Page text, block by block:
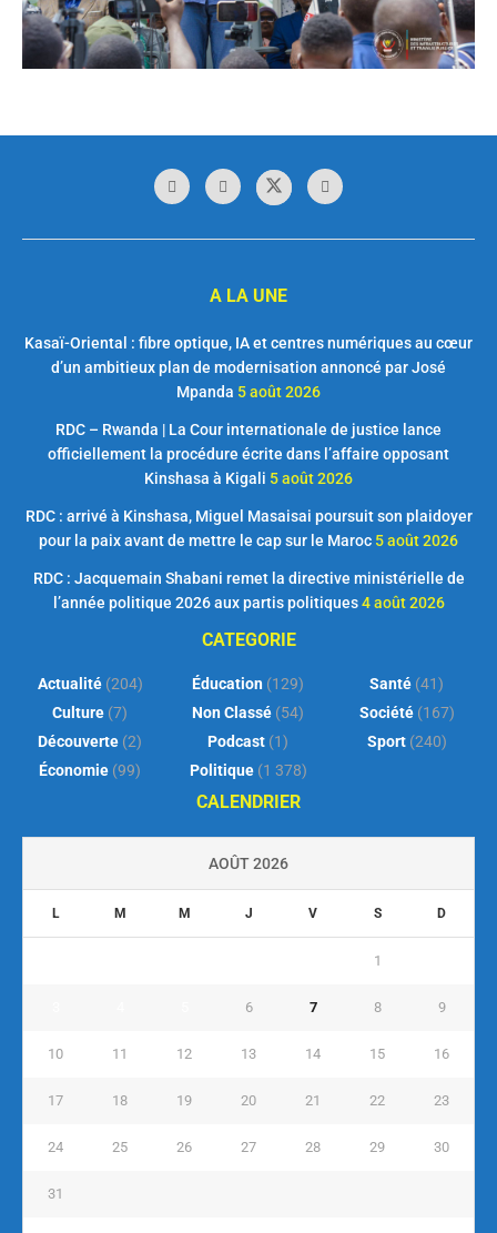
A LA UNE
Kasaï-Oriental : fibre optique, IA et centres numériques au cœur
d’un ambitieux plan de modernisation annoncé par José
Mpanda 5 août 2026
RDC – Rwanda | La Cour internationale de justice lance
officiellement la procédure écrite dans l’affaire opposant
Kinshasa à Kigali 5 août 2026
RDC : arrivé à Kinshasa, Miguel Masaisai poursuit son plaidoyer
pour la paix avant de mettre le cap sur le Maroc 5 août 2026
RDC : Jacquemain Shabani remet la directive ministérielle de
l’année politique 2026 aux partis politiques 4 août 2026
CATEGORIE
Actualité(204)
Culture (7)
Découverte (2)
Économie (99)
Éducation (129)
Non Classé (54)
Podcast (1)
Politique(1 378)
Santé (41)
Société(167)
Sport(240)
CALENDRIER
AOÛT 2026
L M M J V S D
1
6 7 8 9
10 11 12 13 14 15 16
17 18 19 20 21 22 23
24 25 26 27 28 29 30
31